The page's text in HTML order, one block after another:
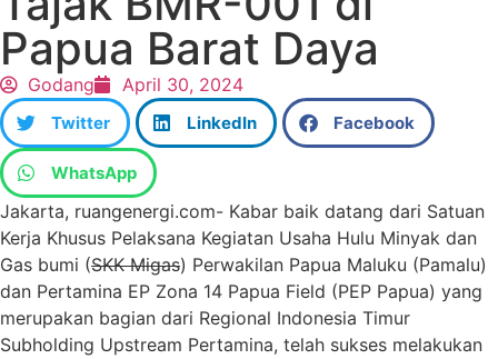
Papua Barat Daya
Godang April 30, 2024
Twitter LinkedIn Facebook
WhatsApp
Jakarta, ruangenergi.com- Kabar baik datang dari Satuan
Kerja Khusus Pelaksana Kegiatan Usaha Hulu Minyak dan
Gas bumi (SKK Migas) Perwakilan Papua Maluku (Pamalu)
dan Pertamina EP Zona 14 Papua Field (PEP Papua) yang
merupakan bagian dari Regional Indonesia Timur
Subholding Upstream Pertamina, telah sukses melakukan